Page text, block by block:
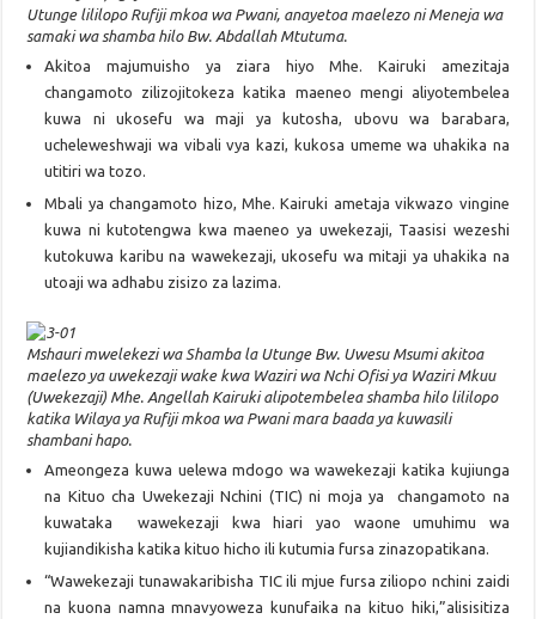
Utunge lililopo Rufiji mkoa wa Pwani, anayetoa maelezo ni Meneja wa
samaki wa shamba hilo Bw. Abdallah Mtutuma.
Akitoa majumuisho ya ziara hiyo Mhe. Kairuki amezitaja
changamoto zilizojitokeza katika maeneo mengi aliyotembelea
kuwa ni ukosefu wa maji ya kutosha, ubovu wa barabara,
ucheleweshwaji wa vibali vya kazi, kukosa umeme wa uhakika na
utitiri wa tozo.
Mbali ya changamoto hizo, Mhe. Kairuki ametaja vikwazo vingine
kuwa ni kutotengwa kwa maeneo ya uwekezaji, Taasisi wezeshi
kutokuwa karibu na wawekezaji, ukosefu wa mitaji ya uhakika na
utoaji wa adhabu zisizo za lazima.
Mshauri mwelekezi wa Shamba la Utunge Bw. Uwesu Msumi akitoa
maelezo ya uwekezaji wake kwa Waziri wa Nchi Ofisi ya Waziri Mkuu
(Uwekezaji) Mhe. Angellah Kairuki alipotembelea shamba hilo lililopo
katika Wilaya ya Rufiji mkoa wa Pwani mara baada ya kuwasili
shambani hapo.
Ameongeza kuwa uelewa mdogo wa wawekezaji katika kujiunga
na Kituo cha Uwekezaji Nchini (TIC) ni moja ya changamoto na
kuwataka wawekezaji kwa hiari yao waone umuhimu wa
kujiandikisha katika kituo hicho ili kutumia fursa zinazopatikana.
“Wawekezaji tunawakaribisha TIC ili mjue fursa ziliopo nchini zaidi
na kuona namna mnavyoweza kunufaika na kituo hiki,”alisisitiza